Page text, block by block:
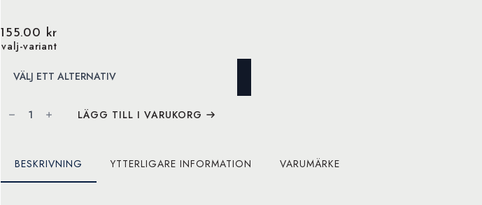
155.00 kr
valj-variant
Quinkflow
Ballpoint
mängd
LÄGG TILL I VARUKORG
BESKRIVNING YTTERLIGARE INFORMATION VARUMÄRKE